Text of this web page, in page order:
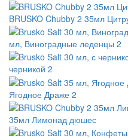
BRUSKO Chubby 2 35мл
мл, Виноградные леденцы 2
черникой 2
Ягодное Драже 2
35мл Лимонад дюшес